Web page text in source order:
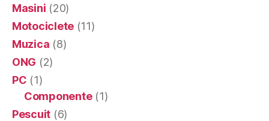
Masini (20)
Motociclete (11)
Muzica (8)
ONG (2)
PC (1)
Componente(1)
Pescuit (6)